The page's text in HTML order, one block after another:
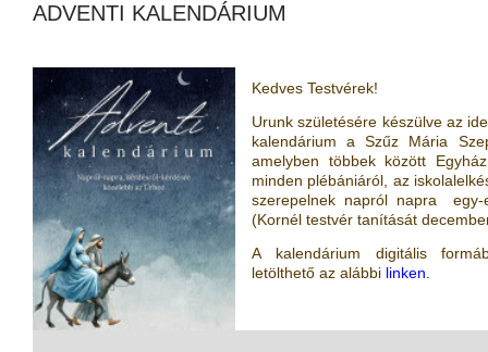
ADVENTI KALENDÁRIUM
Kedves Testvérek!
Urunk születésére készülve az
kalendárium a Szűz Mária
amelyben többek között
minden plébániáról, az
szerepelnek napról napra egy-
(Kornél testvér tanítását
A kalendárium digitális
letölthető az alábbi linken.